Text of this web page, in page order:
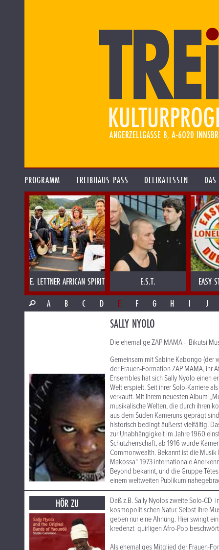
PROGRAMM TREIBHAUS-PASS DELIKATESSEN
E. LETTNER AFRICAN SPIRIT E.S.T.
EASY
A
B C D E F G H I J
SALLY NYOLO
Die ehemalige ZAP MAMA - Bikutsi
Gemeinsam mit Sabine Kabongo (der
der Frauen-Formation ZAP MAMA, ihr
Ensembles hat sich Sally Nyolo einen
Welt erspielt. Seit ihrer Solo-Karriere
verkauft. Mit ihrem neuesten Album
musikalische Welten, die durch ihren
aus dem Süden Kameruns geprägt
historisch bedingt äußerst vielfältig.
zur Unabhängigkeit im Jahre 1960
Schutzherrschaft, ab 1916 wurde
Commonwealth. Bekannt ist die Musik
Makossa“ 1973 internationale
Beyond bekannt, und die Gruppe
einem weltweiten Publikum
HÖR ZU
Daß z.B. Sally Nyolos zweite Solo-CD
kosmopolitischen Natur. Selbst ihre
geben nur eine Ahnung. Hier swingt
kredenzt quirligen Afro-Pop
Als ehemaliges Mitglied der Frauen-